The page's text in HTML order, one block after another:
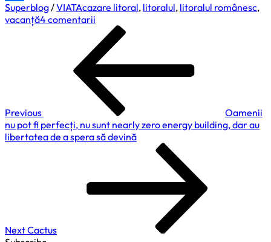
Partajează
Superblog /VIATAcazare litoral, litoralul, litoralul românesc,
vacanță4 comentarii
Aleg
litoralul
românesc.
De
ce?
Cum
aleg?
Previous
Previous
Oamenii
nu pot fi perfecți, nu sunt nearly zero energy building, dar au
libertatea de a spera să devină
NextCactus